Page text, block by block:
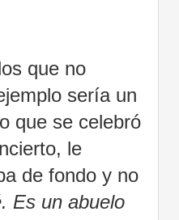
que no
sería un
que se celebró
le
de fondo y no
Es un abuelo